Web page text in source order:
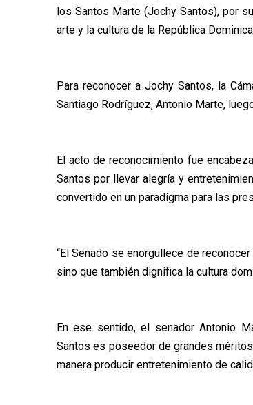
los Santos Marte (Jochy Santos), por
arte y la cultura de la República
Para reconocer a Jochy Santos, la
Santiago Rodríguez, Antonio Marte,
El acto de reconocimiento fue
Santos por llevar alegría y
convertido en un paradigma para las
“El Senado se enorgullece de
sino que también dignifica la cultura
En ese sentido, el senador Antonio
Santos es poseedor de grandes
manera producir entretenimiento de